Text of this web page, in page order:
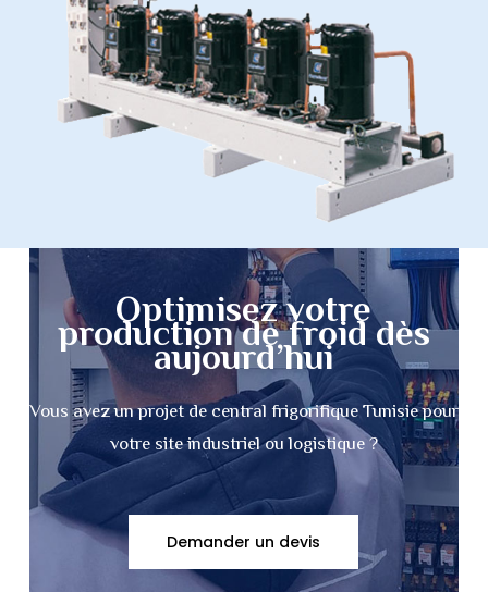
Optimisez votre
production de froid dès
aujourd’hui
Vous avez un projet de central frigorifique Tunisie pour
votre site industriel ou logistique ?
Demander un devis